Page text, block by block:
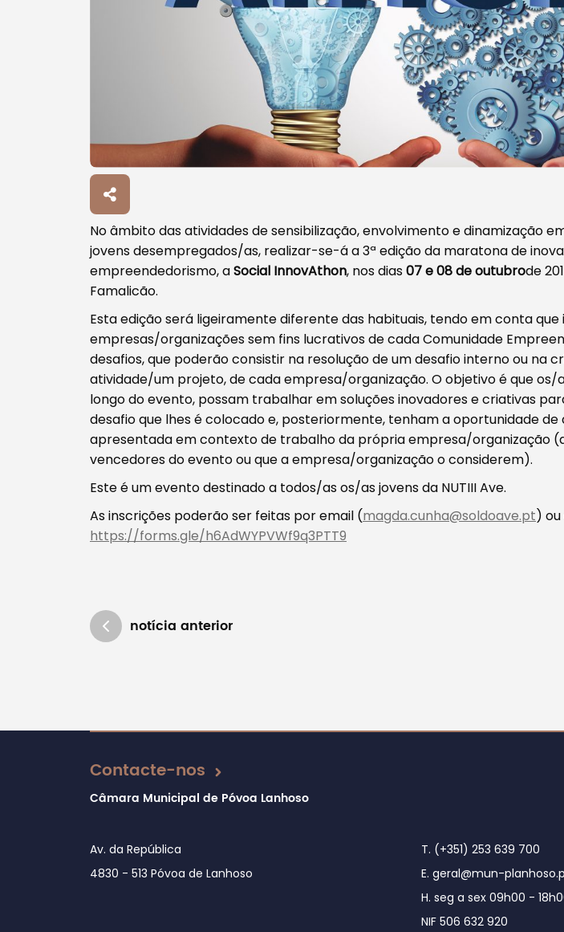
Tipo de conteúdo
Filtros
No âmbito das atividades de sensibilização, envolvimento e dinamização
jovens desempregados/as, realizar-se-á a 3ª edição da maratona de
empreendedorismo, aSocial InnovAthon, nos dias07 e 08 de outubrode
Famalicão.
Esta edição será ligeiramente diferente das habituais, tendo em conta
empresas/organizações sem fins lucrativos de cada Comunidade
desafios, que poderão consistir na resolução de um desafio interno ou na
atividade/um projeto, de cada empresa/organização. O objetivo é que os/
longo do evento, possam trabalhar em soluções inovadores e criativas
desafio que lhes é colocado e, posteriormente, tenham a oportunidade de
apresentada em contexto de trabalho da própria empresa/organização
vencedores do evento ou que a empresa/organização o considerem).
Este é um evento destinado a todos/as os/as jovens da NUTIII Ave.
As inscrições poderão ser feitas por email (magda.cunha@soldoave.pt)
https://forms.gle/h6AdWYPVWf9q3PTT9
notícia anterior
Atualizado em 17/09/2019
Contacte-nos
Câmara Municipal de Póvoa Lanhoso
Av. da República
4830 - 513 Póvoa de Lanhoso
T. (+351) 253 639 700
E. geral@mun-
H. seg a sex 09h00 -
NIF 506 632 920